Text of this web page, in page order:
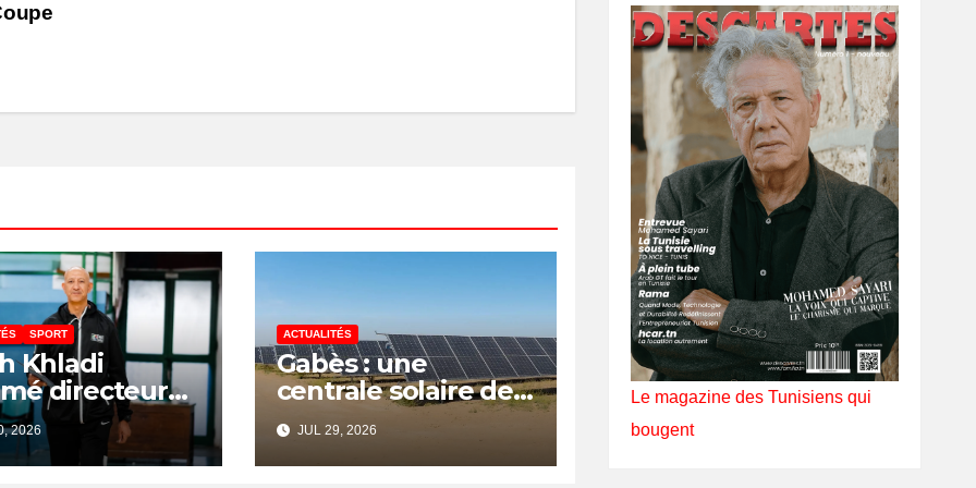
SPORT
Khladi
directeur
Direction
de
2026
ACTUALITÉS
Gabès : une
centrale solaire de
340 millions de
dinars pour
renforcer la
JUL 29, 2026
Le magazine des Tunisiens qui
bougent